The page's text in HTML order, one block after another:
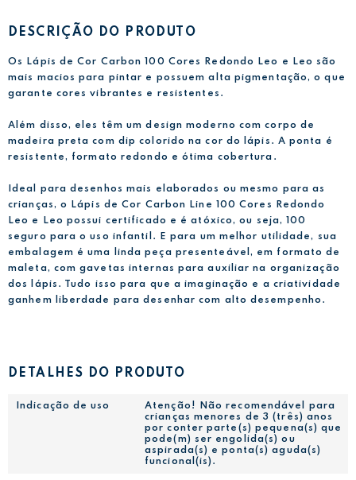
DESCRIÇÃO DO PRODUTO
Os Lápis de Cor Carbon 100 Cores Redondo Leo e Leo são
mais macios para pintar e possuem alta pigmentação, o que
garante cores vibrantes e resistentes.
Além disso, eles têm um design moderno com corpo de
madeira preta com dip colorido na cor do lápis. A ponta é
resistente, formato redondo e ótima cobertura.
Ideal para desenhos mais elaborados ou mesmo para as
crianças, o Lápis de Cor Carbon Line 100 Cores Redondo
Leo e Leo possui certificado e é atóxico, ou seja, 100
seguro para o uso infantil. E para um melhor utilidade, sua
embalagem é uma linda peça presenteável, em formato de
maleta, com gavetas internas para auxiliar na organização
dos lápis. Tudo isso para que a imaginação e a criatividade
ganhem liberdade para desenhar com alto desempenho.
DETALHES DO PRODUTO
Indicação de uso
Atenção! Não recomendável para
crianças menores de 3 (três) anos
por conter parte(s) pequena(s) que
pode(m) ser engolida(s) ou
aspirada(s) e ponta(s) aguda(s)
funcional(is).